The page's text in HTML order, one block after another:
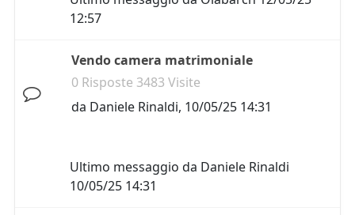
12:57
Vendo camera matrimoniale
0 Risposte 3483 Visite
da Daniele Rinaldi, 10/05/25 14:31
Ultimo messaggio da Daniele Rinaldi
10/05/25 14:31